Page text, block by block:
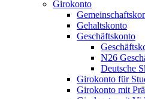
Girokonto
Gehaltskonto
Geschäftskonto
N26
Deutsche
Girokonto für
Girokonto mit